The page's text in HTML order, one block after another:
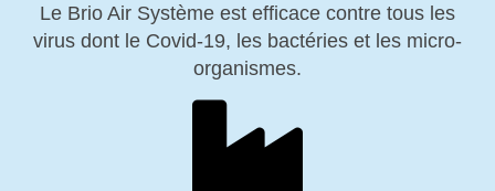
Le Brio Air Système est efficace contre tous les
virus dont le Covid-19, les bactéries et les micro-
organismes.